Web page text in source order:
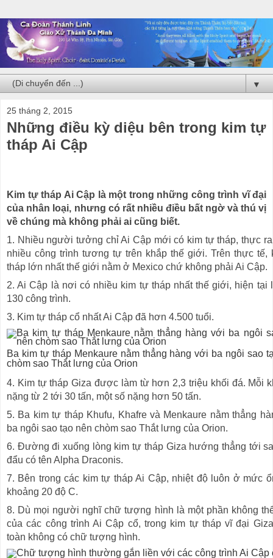
▼
25 tháng 2, 2015
Những điều kỳ diệu bên trong kim tự
tháp Ai Cập
Kim tự tháp Ai Cập là một trong những công trình vĩ đại
của nhân loại, nhưng có rất nhiều điều bất ngờ và thú vị
về chúng mà không phải ai cũng biết.
1. Nhiều người tưởng chỉ Ai Cập mới có kim tự tháp, thực
nhiều công trình tương tự trên khắp thế giới. Trên thực tế,
tháp lớn nhất thế giới nằm ở Mexico chứ không phải Ai Cập.
2. Ai Cập là nơi có nhiều kim tự tháp nhất thế giới, hiện tại
130 công trình.
3. Kim tự tháp cổ nhất Ai Cập đã hơn 4.500 tuổi.
Ba kim tự tháp Menkaure nằm thẳng hàng với ba ngôi sao
chòm sao Thắt lưng của Orion
4. Kim tự tháp Giza được làm từ hơn 2,3 triệu khối đá. Mỗi
nặng từ 2 tới 30 tấn, một số nặng hơn 50 tấn.
5. Ba kim tự tháp Khufu, Khafre và Menkaure nằm thẳng
ba ngôi sao tạo nên chòm sao Thắt lưng của Orion.
6. Đường đi xuống lòng kim tự tháp Giza hướng thẳng tới
đẩu có tên Alpha Draconis.
7. Bên trong các kim tự tháp Ai Cập, nhiệt độ luôn ở mức
khoảng 20 độ C.
8. Dù mọi người nghĩ chữ tượng hình là một phần không
của các công trình Ai Cập cổ, trong kim tự tháp vĩ đại
toàn không có chữ tượng hình.